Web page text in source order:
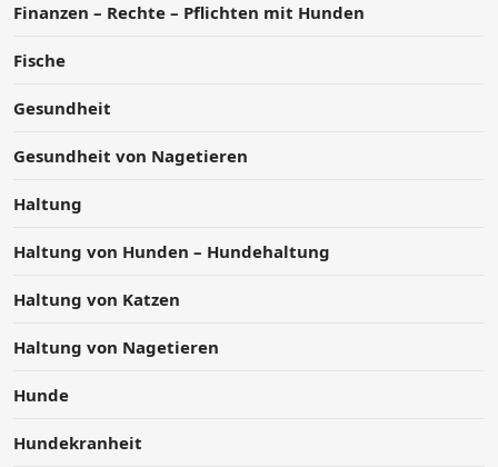
Finanzen – Rechte – Pflichten mit Hunden
Fische
Gesundheit
Gesundheit von Nagetieren
Haltung
Haltung von Hunden – Hundehaltung
Haltung von Katzen
Haltung von Nagetieren
Hunde
Hundekranheit